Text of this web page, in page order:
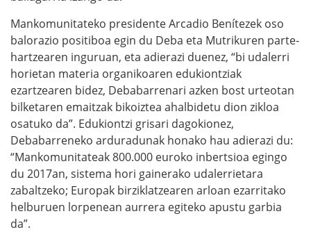
Mankomunitateko presidente Arcadio Benítezek oso
balorazio positiboa egin du Deba eta Mutrikuren parte-
hartzearen inguruan, eta adierazi duenez, “bi udalerri
horietan materia organikoaren edukiontziak
ezartzearen bidez, Debabarrenari azken bost urteotan
bilketaren emaitzak bikoiztea ahalbidetu dion zikloa
osatuko da”. Edukiontzi grisari dagokionez,
Debabarreneko arduradunak honako hau adierazi du:
“Mankomunitateak 800.000 euroko inbertsioa egingo
du 2017an, sistema hori gainerako udalerrietara
zabaltzeko; Europak birziklatzearen arloan ezarritako
helburuen lorpenean aurrera egiteko apustu garbia
da”.